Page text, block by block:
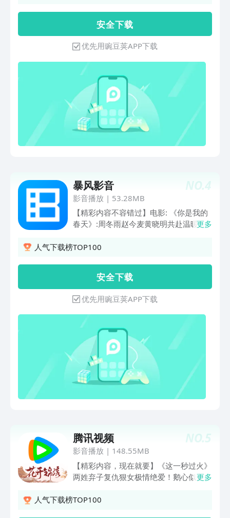
面一波接一波笑到停不下来！《心间错》
朱正廷怀揣半心，意外邂逅千年灵柳哈妮
克孜，奇案迭起，精怪横行！全网独播
中！《小谢尔顿》全系列B站精彩上线！
是什么模样？《万物生灵》系列B站持续
热播中！乡村兽医治愈生灵，沉浸式感受
温馨田园时光！《神秘博士》全系列B站
持续热播中！看博士携手克拉拉迎接全新
时空冒险！【纪录片】搜“暑假纪录片推
荐”获取100部小学生必看片单～《闪闪
的儿科医生4》全网独播，山城英豪守护
童年！《地球·劫后重生》聚焦多次灾难
线》《天网》系列看各种刑事案件侦破过
程！《荒野独居》系列全网独播！单挑荒
野赢大奖！【综艺】《国乐无双》每周六
20:05，经典歌曲全新改编，唱将集结，
共赴国乐佳约！《天赐的声音 第七季》
出，实力歌手组队竞演！《探宝说创团》
全国首档文博合创竞演，看文物代言人如
何用说唱歌舞让国宝活起来！
综艺看不停：喜剧之王单口季第3季、说
唱巅峰对决2026、姐姐当家第2季、种地
吧第4季、天才厨人竖屏短剧随心刷：云
鬓乱、最后一个道士、养敌为患、三尺
春、饲妖、当时只道是卿卿、牧野诡事之
定魂灵珠动漫番剧随心换：择日飞升、李
熊猫、航海王、逆天邪神、搜神记、择天
记、大主宰年番、鬼灭之刃、名侦探柯南
经典纪录片细品味：王羲之 从乌衣巷走
向兰亭、中国通史、与恐龙同行、航拍中
国、舌尖上的中国、人间世海外剧集尽情
院线新片、海量高分大片、热剧抢先看、
热门综艺、付费影片折扣、畅读小说。
2、观影特权：广告特权、1080P、帧绮
映画、杜比全景声、杜比视界、爱奇艺音
行下载、边下边播、预约下载、亲子特
会员、尊贵标识、尊享装扮、生日礼包、
专属客服、等级权益红包、赠送好友影
片、好友免费一起看。【温馨提示】如遇
到问题，请打开爱奇艺APP-我的-帮助与
线客服】进行反馈。若您的问题仍未解
决，可进一步反馈至客服邮箱
（iqiyikf@qiyi.com）或客服电话（400-
923-7171）。我们在修复bug优化产品
的路上从未停歇，您的反馈是对我们改善
服务很大的帮助！
安 全 下 载
优先用豌豆荚APP下载
NO.4
暴风影音
影音播放 | 53.28MB
【精彩内容不容错过】电影: 《你是我的
春天》:周冬雨赵今麦黄晓明共赴温暖
敬英雄 电视剧:《不惑之旅》:陈建斌牵手
虹 第七季》:宝宝的社交启蒙动画《宠物
店的小秘密》:爆笑萌宠齐聚一堂! 【海量
资源等你发掘】 电影:《月球陨落》《边
缘行者》《人之怒》《007：无暇赴死》
《绣春刀II：修罗战场》《反贪风暴3》
《诛仙Ⅰ》《动物世界》《终结者:黑暗命
运》《嫌疑人X的献身》《叶问外传：张
天志》《集结号》《拆弹专家》 电视剧:
《滹沱儿女》《逆流而上的你》《六指琴
魔》《谈判官》《猎场》《桃花依旧笑春
风》《产科医生》《潜伏在黎明之前》
帮》《贝肯熊 第三季》《斑布猫之爱的
暴击》《可可小爱》《圆梦巨人》《兔小
贝儿歌》《猫小帅故事》《方块熊创意早
教课堂》
更多
人气下载榜TOP100
安 全 下 载
优先用豌豆荚APP下载
NO.5
腾讯视频
影音播放 | 148.55MB
【精彩内容，现在就要】《这一秒过火》
两姓弃子复仇狠女极情绝爱！鹅心似火，
豪蓝盈莹临危受命，硬核演习燃爆逆袭
更多
人气下载榜TOP100